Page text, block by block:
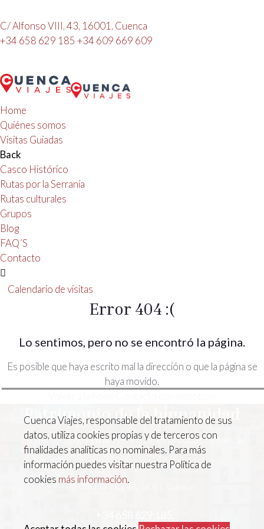
C/ Alfonso VIII, 43, 16001, Cuenca
+34 658 629 185 +34 609 669 609
Home
Quiénes somos
Visitas Guiadas
Back
Casco Histórico
Rutas por la Serranía
Rutas culturales
Grupos
Blog
FAQ´S
Contacto
Calendario de visitas
Error 404 :(
Lo sentimos, pero no se encontró la página.
Es posible que haya escrito mal la dirección o que la página se
haya movido.
Patrimonio de la humanidad
Le surmergimos en la esencia de esta ciudad histórica.
Cuenca Viajes, responsable del tratamiento de sus
datos, utiliza cookies propias y de terceros con
finalidades analíticas no nominales. Para más
información puedes visitar nuestra Política de
cookies más información.